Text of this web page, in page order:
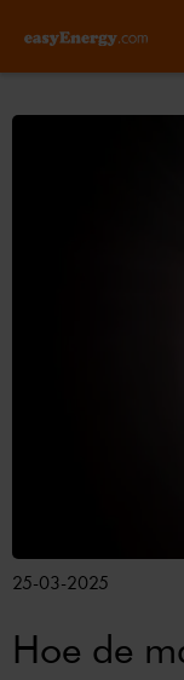
25-03-2025
Hoe de